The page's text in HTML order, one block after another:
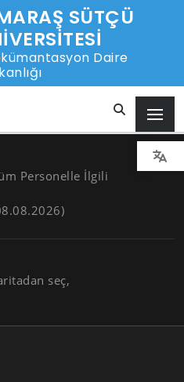
SÜTÇÜ
Daire
Personelle İlgili
seç,